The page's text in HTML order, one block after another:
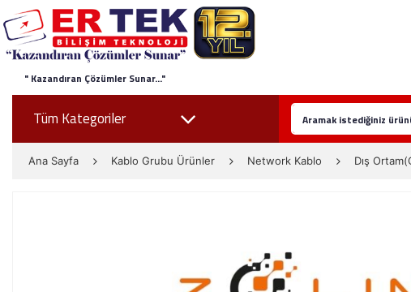
" Kazandıran Çözümler Sunar..."
Tüm Kategoriler
Ana Sayfa Kablo Grubu Ürünler Network Kablo Dış